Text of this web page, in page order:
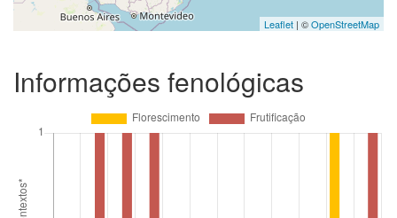
Leaflet | ©OpenStreetMap
Informações fenológicas